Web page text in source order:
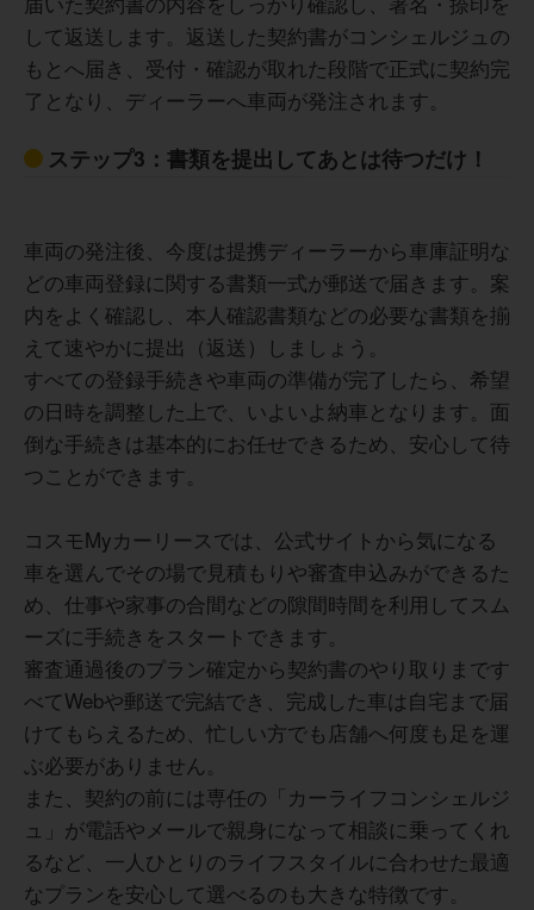
50代男性
す。スタッフの対応も良く、安心して申込み手続きを進め
られたので、とても満足しています。アフターサポートも
充実しているので、次回も利用したいですね。
30代女性
頭金なしで新車に乗れたことが一番のメリットでした。
出費がなく家計管理がしやすかったです。また、近所の店
舗でメンテナンスを受けられる安心感もありました。ガソ
リン代の割引特典があったのも地味に助かり、日常使いが
多い自分には相性が良いサービスだと感じました。
40代 女性
すべて「こみこみ」の料金なので、計画的に利用できると
ころが良いです。
頭金がいらないのは良いのですが、月額料金が思ったより
も高く設定されています。自己都合で簡単に途中解約がで
きないし、契約期間が長めに設定されているので、長期間
50代 男性
注意すべき点は、メンテナンスパックの選択
です。ホワイトやシルバーのパックだとカバ
ー範囲が狭くなるため、後から追加費用が発
生して「結局高くついた」と感じる可能性が
あります。迷わずゴールドパックを選ぶべき
必要です。
また、走行距離の設定についても、後から変
更が効かないため、余裕を持ったプランニン
グが欠かせません。さらに、すべてのコスモ
石油がリースに対応しているわけではないた
め、転居が多い方などは、近隣に対応店舗が
あるかを事前にしっかり確認しておくことを
お勧めします。
30代 女性
して返送します。返送した契約書がコンシェルジュの
もとへ届き、受付・確認が取れた段階で正式に契約完
了となり、ディーラーへ車両が発注されます。
ステップ3：書類を提出してあとは待つだけ！
車両の発注後、今度は提携ディーラーから車庫証明な
どの車両登録に関する書類一式が郵送で届きます。案
内をよく確認し、本人確認書類などの必要な書類を揃
えて速やかに提出（返送）しましょう。
すべての登録手続きや車両の準備が完了したら、希望
の日時を調整した上で、いよいよ納車となります。面
倒な手続きは基本的にお任せできるため、安心して待
つことができます。
コスモMyカーリースでは、公式サイトから気になる
車を選んでその場で見積もりや審査申込みができるた
め、仕事や家事の合間などの隙間時間を利用してスム
ーズに手続きをスタートできます。
審査通過後のプラン確定から契約書のやり取りまです
べてWebや郵送で完結でき、完成した車は自宅まで届
けてもらえるため、忙しい方でも店舗へ何度も足を運
ぶ必要がありません。
また、契約の前には専任の「カーライフコンシェルジ
ュ」が電話やメールで親身になって相談に乗ってくれ
るなど、一人ひとりのライフスタイルに合わせた最適
なプランを安心して選べるのも大きな特徴です。